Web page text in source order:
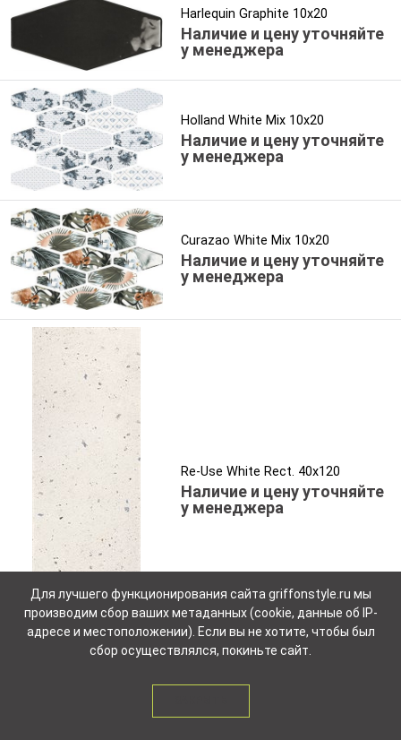
Harlequin Graphite 10x20
Наличие и цену уточняйте
у менеджера
Holland White Mix 10x20
Наличие и цену уточняйте
у менеджера
Curazao White Mix 10x20
Наличие и цену уточняйте
у менеджера
Re-Use White Rect. 40x120
Наличие и цену уточняйте
у менеджера
Для лучшего функционирования сайта griffonstyle.ru мы
производим сбор ваших метаданных (cookie, данные об IP-
адресе и местоположении). Если вы не хотите, чтобы был
сбор осуществлялся, покиньте сайт.